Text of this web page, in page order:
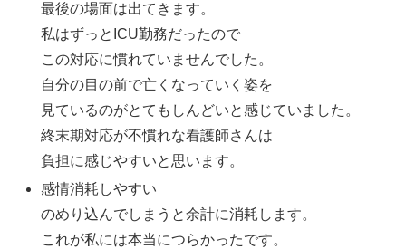
最後の場面は出てきます。
私はずっとICU勤務だったので
この対応に慣れていませんでした。
自分の目の前で亡くなっていく姿を
見ているのがとてもしんどいと感じていました。
終末期対応が不慣れな看護師さんは
負担に感じやすいと思います。
感情消耗しやすい
のめり込んでしまうと余計に消耗します。
これが私には本当につらかったです。